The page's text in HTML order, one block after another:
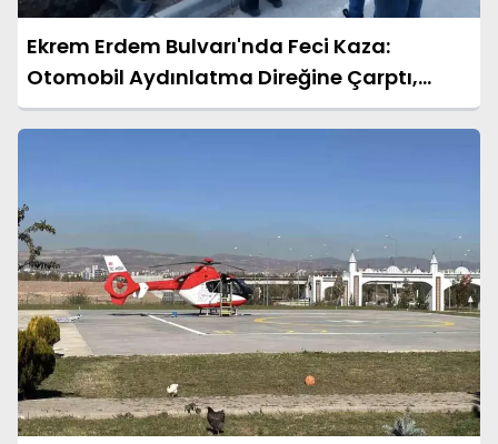
Ekrem Erdem Bulvarı'nda Feci Kaza:
Otomobil Aydınlatma Direğine Çarptı,
Sürücü Yaralı